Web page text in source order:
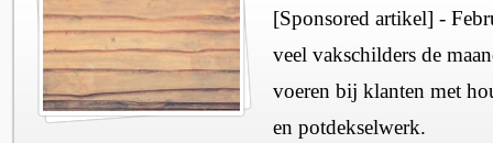
[Sponsored artikel] -
veel vakschilders de
voeren bij klanten met
en potdekselwerk.